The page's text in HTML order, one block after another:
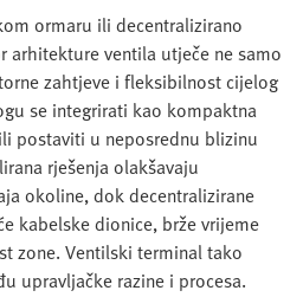
ormaru ili decentralizirano
arhitekture ventila utječe ne samo
zahtjeve i fleksibilnost cijelog
se integrirati kao kompaktna
postaviti u neposrednu blizinu
rješenja olakšavaju
okoline, dok decentralizirane
kabelske dionice, brže vrijeme
zone. Ventilski terminal tako
upravljačke razine i procesa.